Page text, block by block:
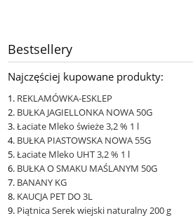
Bestsellery
Najczęściej kupowane produkty:
REKLAMÓWKA-ESKLEP
BUŁKA JAGIELLONKA NOWA 50G
Łaciate Mleko świeże 3,2 % 1 l
BUŁKA PIASTOWSKA NOWA 55G
Łaciate Mleko UHT 3,2 % 1 l
BUŁKA O SMAKU MAŚLANYM 50G
BANANY KG
KAUCJA PET DO 3L
Piątnica Serek wiejski naturalny 200 g